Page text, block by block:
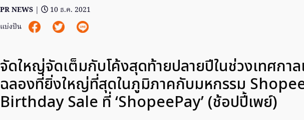
PR NEWS |
10 ธ.ค. 2021
แบ่งปัน
จัดใหญ่จัดเต็มกับโค้งสุดท้ายปลายปีในช่วงเทศกาล
ฉลองที่ยิ่งใหญ่ที่สุดในภูมิภาคกับมหกรรม
Birthday Sale ที่ ‘ShopeePay’ (ช้อปปี้เพย์)